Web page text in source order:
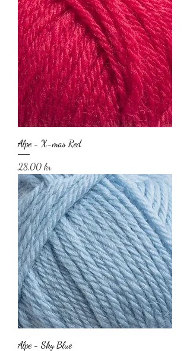
Alpe - X-mas Red
Pris
28,00 kr
Alpe - Sky Blue